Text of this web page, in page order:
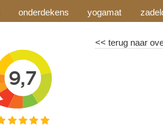
onderdekens yogamat
<<terug naar